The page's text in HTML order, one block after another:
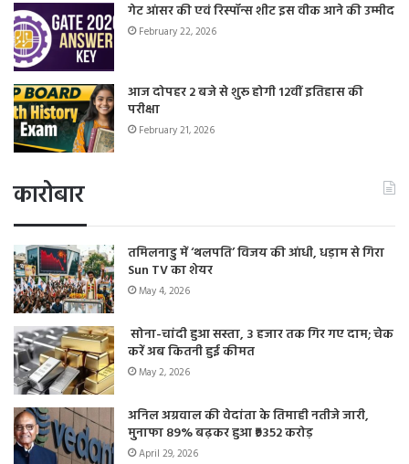
गेट आंसर की एवं रिस्पॉन्स शीट इस वीक आने की उम्मीद
February 22, 2026
आज दोपहर 2 बजे से शुरू होगी 12वीं इतिहास की
परीक्षा
February 21, 2026
कारोबार
तमिलनाडु में ‘थलपति’ विजय की आंधी, धड़ाम से गिरा
Sun TV का शेयर
May 4, 2026
सोना-चांदी हुआ सस्ता, 3 हजार तक गिर गए दाम; चेक
करें अब कितनी हुई कीमत
May 2, 2026
अनिल अग्रवाल की वेदांता के तिमाही नतीजे जारी,
मुनाफा 89% बढ़कर हुआ ₹9352 करोड़
April 29, 2026